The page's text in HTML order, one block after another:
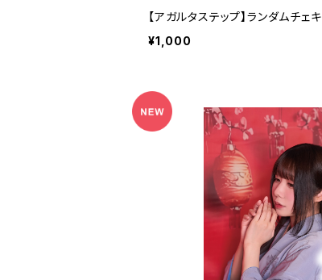
【アガルタステップ】ランダムチェキ
¥1,000